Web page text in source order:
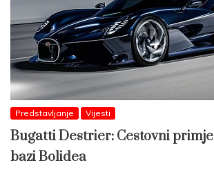
Predstavljanje Vijesti
Bugatti Destrier: Cestovni
bazi Bolidea